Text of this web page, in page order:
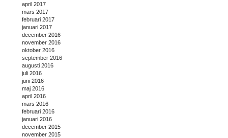
april 2017
mars 2017
februari 2017
januari 2017
december 2016
november 2016
oktober 2016
september 2016
augusti 2016
juli 2016
juni 2016
maj 2016
april 2016
mars 2016
februari 2016
januari 2016
december 2015
november 2015